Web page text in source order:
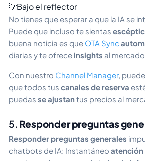
💡Bajo el reflector
No tienes que esperar a que la IA se
Puede que incluso te sientas
buena noticia es que OTA Sync
diarias y te ofrece insights al
Con nuestro Channel Manager,
que todos tus canales de reserva
puedas se ajustan tus precios al
5. Responder preguntas
Responder preguntas generales
chatbots de IA: Instantáneo atención